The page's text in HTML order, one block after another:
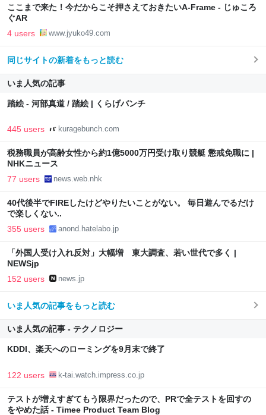
ここまで来た！今だからこそ押さえておきたいA-Frame - じゅころ
ぐAR
4 users www.jyuko49.com
同じサイトの新着をもっと読む
いま人気の記事
踏絵 - 河部真道 / 踏絵 | くらげバンチ
445 users kuragebunch.com
税務職員が高齢女性から約1億5000万円受け取り競艇 懲戒免職に |
NHKニュース
77 users news.web.nhk
40代後半でFIREしたけどやりたいことがない。 毎日遊んでるだけ
で楽しくない..
355 users anond.hatelabo.jp
「外国人受け入れ反対」大幅増 東大調査、若い世代で多く |
NEWSjp
152 users news.jp
いま人気の記事をもっと読む
いま人気の記事 - テクノロジー
KDDI、楽天へのローミングを9月末で終了
122 users k-tai.watch.impress.co.jp
テストが増えすぎてもう限界だったので、PRで全テストを回すの
をやめた話 - Timee Product Team Blog